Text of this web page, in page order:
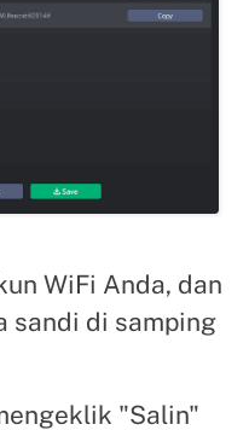
WiFi Anda, dan
sandi di samping
"Salin"